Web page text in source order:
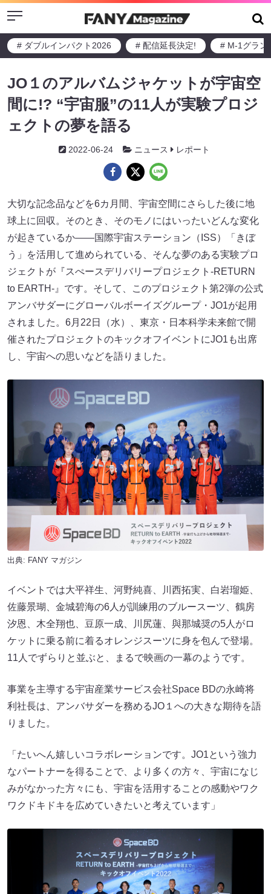
Menu
# ダブルインパクト2026 # 配信延長決定! # M-1グラン
JO１のアルバムジャケットが宇宙空
間に!? “宇宙服”の11人が実験プロジ
ェクトの夢を語る
2022-06-24 ニュース レポート
大切な記念品などを6カ月間、宇宙空間にさらした後に地
球上に回収。そのとき、そのモノにはいったいどんな変化
が起きているか――国際宇宙ステーション（ISS）「きぼ
う」を活用して進められている、そんな夢のある実験プロ
ジェクトが『スぺースデリバリープロジェクト-RETURN
to EARTH-』です。そして、このプロジェクト第2弾の公式
アンバサダーにグローバルボーイズグループ・JO1が起用
されました。6月22日（水）、東京・日本科学未来館で開
催されたプロジェクトのキックオフイベントにJO1も出席
し、宇宙への思いなどを語りました。
出典: FANY マガジン
イベントでは大平祥生、河野純喜、川西拓実、白岩瑠姫、
佐藤景瑚、金城碧海の6人が訓練用のブルースーツ、鶴房
汐恩、木全翔也、豆原一成、川尻蓮、與那城奨の5人がロ
ケットに乗る前に着るオレンジスーツに身を包んで登場。
11人でずらりと並ぶと、まるで映画の一幕のようです。
事業を主導する宇宙産業サービス会社Space BDの永崎将
利社長は、アンバサダーを務めるJO１への大きな期待を語
りました。
「たいへん嬉しいコラボレーションです。JO1という強力
なパートナーを得ることで、より多くの方々、宇宙になじ
みがなかった方々にも、宇宙を活用することの感動やワク
ワクドキドキを広めていきたいと考えています」